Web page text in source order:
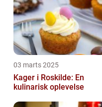
03 marts 2025
Kager i Roskilde: En
kulinarisk oplevelse